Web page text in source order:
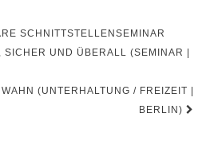
SCHNITTSTELLENSEMINAR
UND ÜBERALL (SEMINAR |
(UNTERHALTUNG / FREIZEIT |
BERLIN)